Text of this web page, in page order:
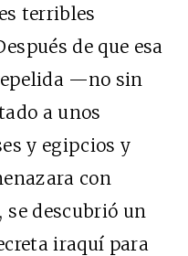
terribles
de que esa
—no sin
a unos
y egipcios y
con
descubrió un
iraquí para